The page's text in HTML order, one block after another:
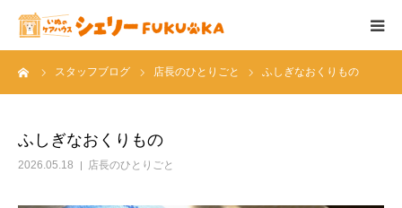
スタッフブログ 店長のひとりごと ふしぎなおくりもの
ふしぎなおくりもの
2026.05.18 店長のひとりごと
シェリーについて